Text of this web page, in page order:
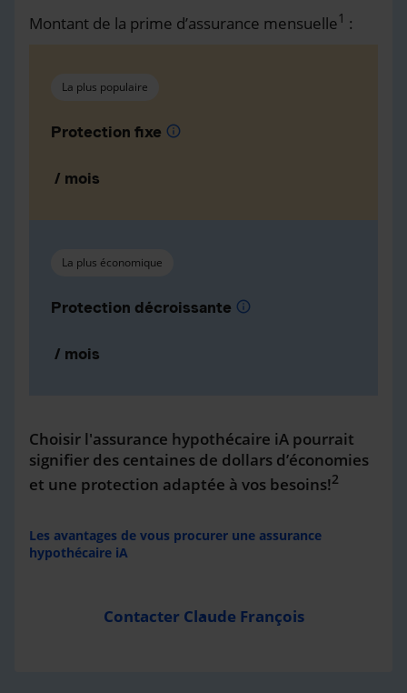
Montant de la prime d’assurance mensuelle1 :
La plus populaire
Protection fixe info
/ mois
La plus économique
Protection décroissante info
/ mois
Choisir l'assurance hypothécaire iA pourrait
signifier des centaines de dollars d’économies
et une protection adaptée à vos besoins!2
Les avantages de vous procurer une assurance
hypothécaire iA
Contacter Claude François